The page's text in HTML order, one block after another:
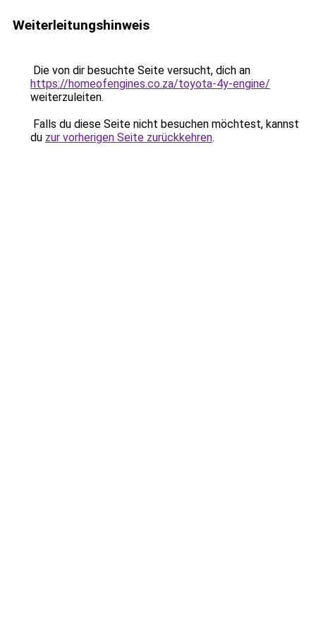
Weiterleitungshinweis
Die von dir besuchte Seite versucht, dich an
https://homeofengines.co.za/toyota-4y-engine/
weiterzuleiten.
Falls du diese Seite nicht besuchen möchtest, kannst
du zur vorherigen Seite zurückkehren.